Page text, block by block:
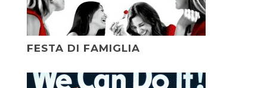
FESTA DI FAMIGLIA